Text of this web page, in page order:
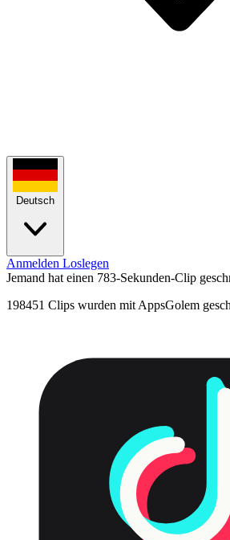
Deutsch
Anmelden Loslegen
Jemand hat einen 783-Sekunden-Clip
198451 Clips wurden mit AppsGolem